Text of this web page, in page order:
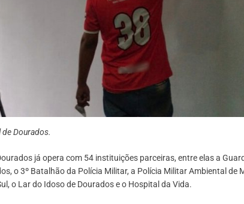
Dourados.
já opera com 54 instituições parceiras, entre elas a
o 3º Batalhão da Polícia Militar, a Polícia Militar Ambiental de
o Lar do Idoso de Dourados e o Hospital da Vida.